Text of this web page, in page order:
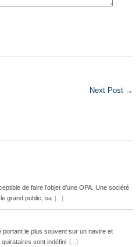
Next Post →
de faire l’objet d’une OPA. Une société
grand public, sa [...]
le plus souvent sur un navire et
sont indéfini [...]